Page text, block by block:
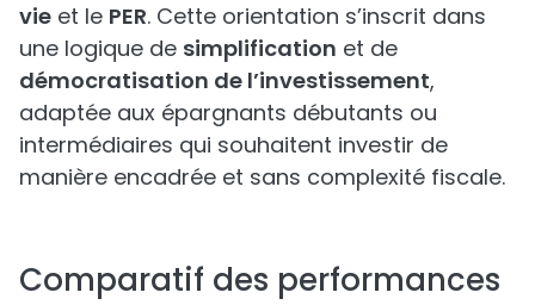
vie et le PER. Cette orientation s’inscrit dans
une logique de simplification et de
démocratisation de l’investissement,
adaptée aux épargnants débutants ou
intermédiaires qui souhaitent investir de
manière encadrée et sans complexité fiscale.
Comparatif des performances